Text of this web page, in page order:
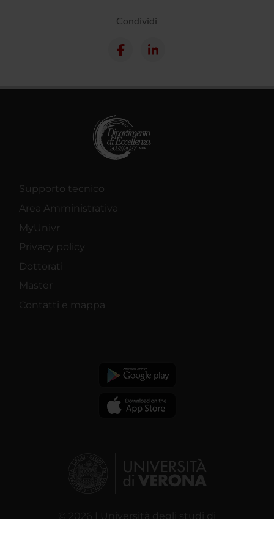
Condividi
Supporto tecnico
Area Amministrativa
MyUnivr
Privacy policy
Dottorati
Master
Contatti e mappa
© 2026 | Università degli studi di